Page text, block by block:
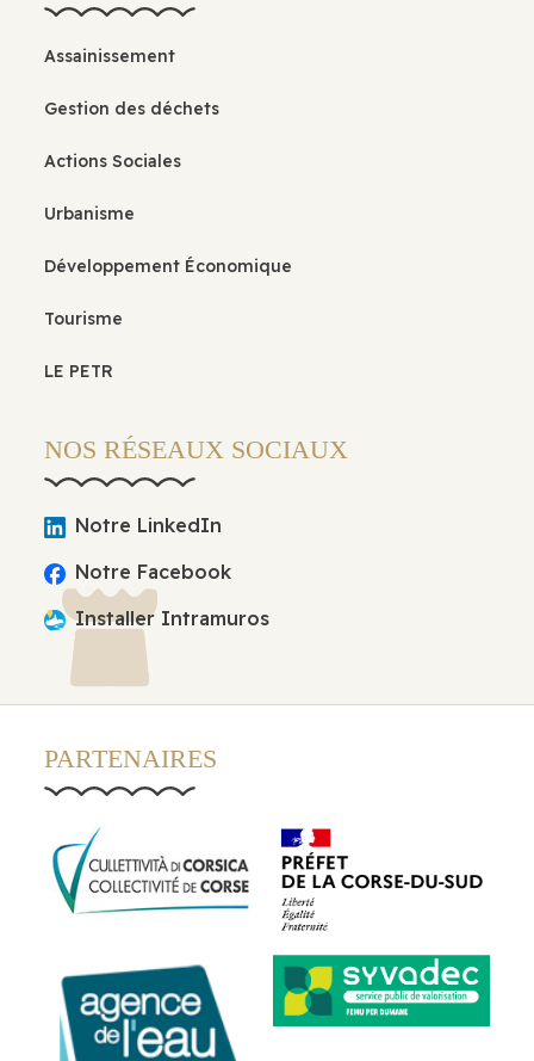
Assainissement
Gestion des déchets
Actions Sociales
Urbanisme
Développement Économique
Tourisme
LE PETR
NOS RÉSEAUX SOCIAUX
Notre LinkedIn
Notre Facebook
Installer Intramuros
PARTENAIRES